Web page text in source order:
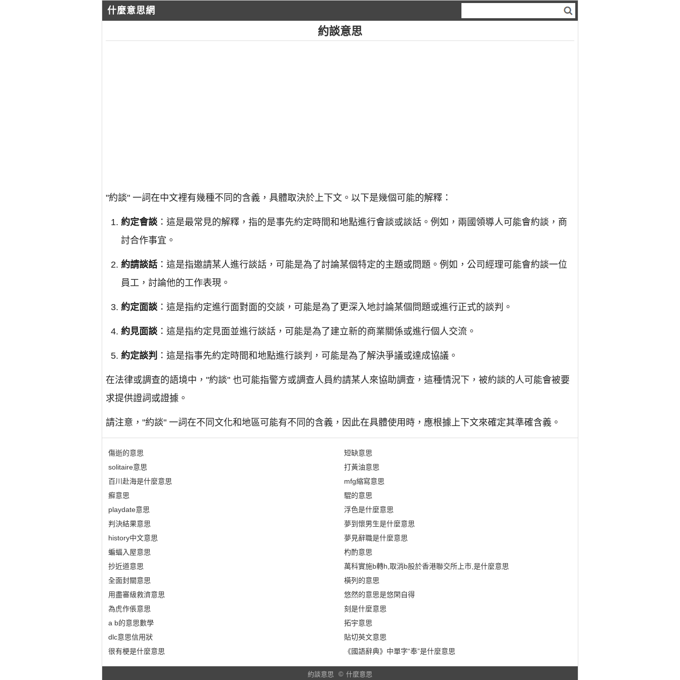
什麼意思網
約談意思
"約談" 一詞在中文裡有幾種不同的含義，具體取決於上下文。以下是幾個可能的解釋：
約定會談：這是最常見的解釋，指的是事先約定時間和地點進行會談或談話。例如，兩國領導人可能會約談，商
討合作事宜。
約請談話：這是指邀請某人進行談話，可能是為了討論某個特定的主題或問題。例如，公司經理可能會約談一位
員工，討論他的工作表現。
約定面談：這是指約定進行面對面的交談，可能是為了更深入地討論某個問題或進行正式的談判。
約見面談：這是指約定見面並進行談話，可能是為了建立新的商業關係或進行個人交流。
約定談判 ：這是指事先約定時間和地點進行談判，可能是為了解決爭議或達成協議。
在法律或調查的語境中，"約談" 也可能指警方或調查人員約請某人來協助調查，這種情況下，被約談的人可能會被要
求提供證詞或證據。
請注意，"約談" 一詞在不同文化和地區可能有不同的含義，因此在具體使用時，應根據上下文來確定其準確含義。
傷逝的意思
solitaire意思
百川赴海是什麼意思
癬意思
playdate意思
判決結果意思
history中文意思
蝙蝠入屋意思
抄近道意思
全面封關意思
用盡審級救濟意思
為虎作倀意思
a b的意思數學
dlc意思信用狀
很有梗是什麼意思
短缺意思
打黃油意思
mfg縮寫意思
騉的意思
浮色是什麼意思
夢到懷男生是什麼意思
夢見辭職是什麼意思
杓酌意思
萬科實施b轉h,取消b股於香港聯交所上市,是什麼意思
橫列的意思
悠然的意思是悠閑自得
刻是什麼意思
拓宇意思
貼切英文意思
《國語辭典》中單字“奉”是什麼意思
約談意思 © 什麼意思